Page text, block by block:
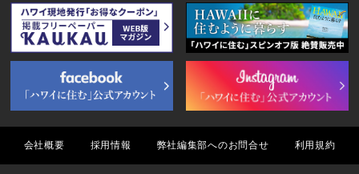
会社概要 採用情報 弊社編集部へのお問合せ 利用規約